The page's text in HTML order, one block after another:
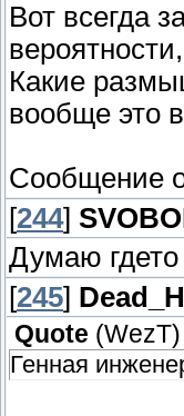
Вот всегда
Какие
вообще это
Сообщение
[244]
Думаю
[245]
Quote (WezT)
Генная